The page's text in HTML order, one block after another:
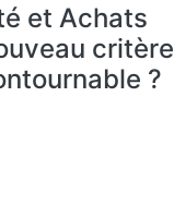
et Achats
critère
?